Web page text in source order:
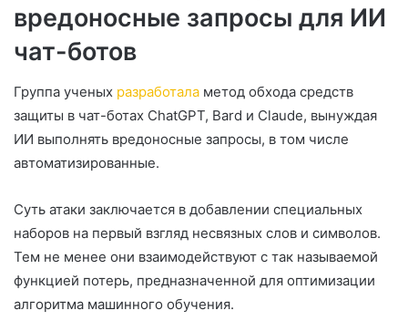
вредоносные запросы для ИИ
чат-ботов
Группа ученых разработала метод обхода средств
защиты в чат-ботах ChatGPT, Bard и Claude, вынуждая
ИИ выполнять вредоносные запросы, в том числе
автоматизированные.
Суть атаки заключается в добавлении специальных
наборов на первый взгляд несвязных слов и символов.
Тем не менее они взаимодействуют с так называемой
функцией потерь, предназначенной для оптимизации
алгоритма машинного обучения.